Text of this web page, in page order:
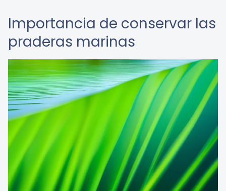
Importancia de conservar las
praderas marinas